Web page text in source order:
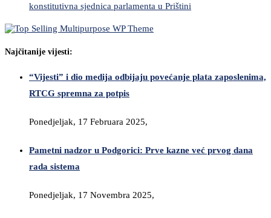
konstitutivna sjednica parlamenta u Prištini
Najčitanije vijesti:
“Vijesti” i dio medija odbijaju povećanje plata zaposlenima,
RTCG spremna za potpis
Ponedjeljak, 17 Februara 2025,
Pametni nadzor u Podgorici: Prve kazne već prvog dana
rada sistema
Ponedjeljak, 17 Novembra 2025,